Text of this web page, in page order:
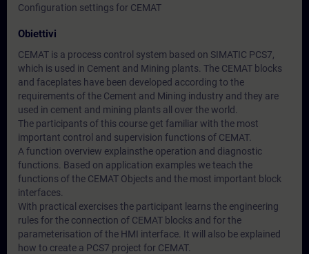
Configuration settings for CEMAT
Obiettivi
CEMAT is a process control system based on SIMATIC PCS7,
which is used in Cement and Mining plants. The CEMAT blocks
and faceplates have been developed according to the
requirements of the Cement and Mining industry and they are
used in cement and mining plants all over the world.
The participants of this course get familiar with the most
important control and supervision functions of CEMAT.
A function overview explainsthe operation and diagnostic
functions. Based on application examples we teach the
functions of the CEMAT Objects and the most important block
interfaces.
With practical exercises the participant learns the engineering
rules for the connection of CEMAT blocks and for the
parameterisation of the HMI interface. It will also be explained
how to create a PCS7 project for CEMAT.